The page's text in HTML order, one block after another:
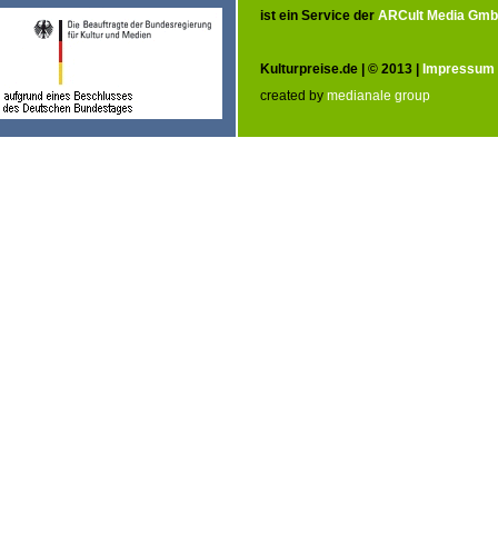
ist ein Service der ARCult Media
Kulturpreise.de | © 2013 | Impressum
created by medianale group